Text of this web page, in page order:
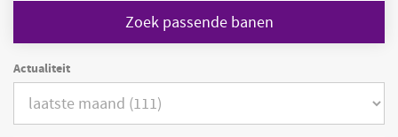
Zoek passende banen
Actualiteit